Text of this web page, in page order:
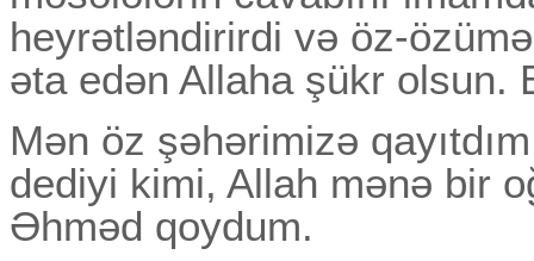
heyrətləndirirdi və öz-
əta edən Allaha şükr olsun.
Mən öz şəhərimizə
dediyi kimi, Allah mənə bir
Әhməd qoydum.